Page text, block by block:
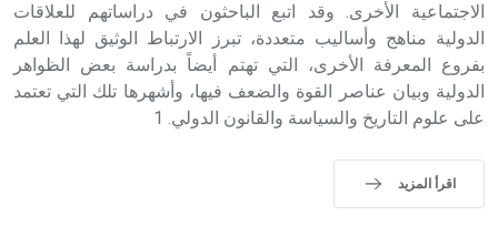
- هل تعلم أن الأبجدية الكنعانية تتألف من /22/ علامة كتابية
sign تكتب منفصلة غير متصلة، وتعتمد المبدأ الأكوروفوني،
حيث تقتصر القيمة الصوتية للعلامة الك
الاجتماعية الأخرى. وقد اتبع الباحثون في دراساتهم للعلاقات
الدولية مناهج وأساليب متعددة، تبرز الارتباط الوثيق لهذا العلم
بفروع المعرفة الأخرى، التي تهتم أيضاً بدراسة بعض الظواهر
الدولية وبيان عناصر القوة والضعف فيها، وأشهرها تلك التي تعتمد
على علوم التاريخ والسياسة والقانون الدولي. 1
اقرأ المزيد